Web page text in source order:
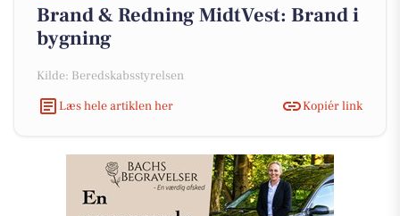
Brand & Redning MidtVest: Brand i
bygning
Kilde: Beredskabsstyrelsen
Læs hele artiklen her
Kopiér link